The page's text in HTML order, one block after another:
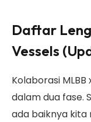
Daftar
Vessels
Kolaborasi
dalam dua fase.
ada baiknya kita